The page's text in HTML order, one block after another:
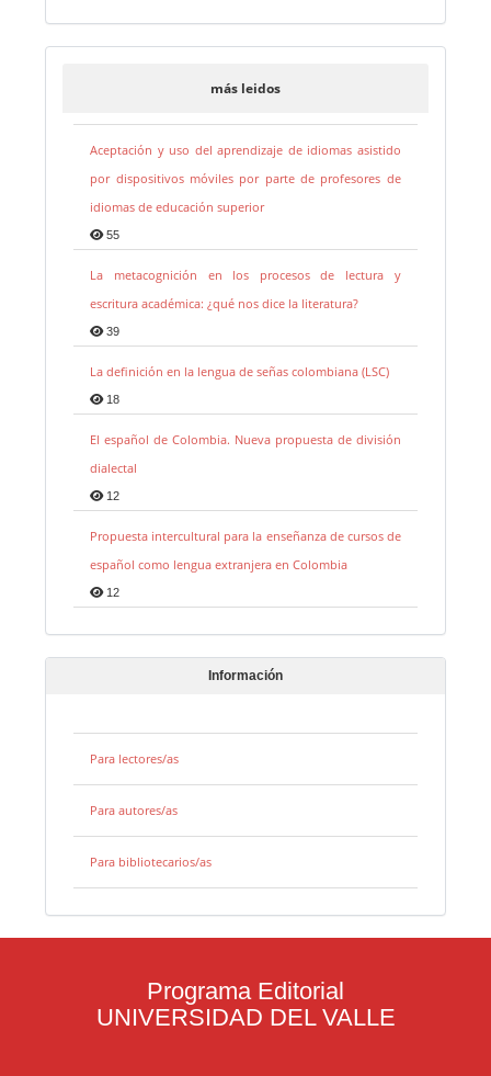
más leidos
Aceptación y uso del aprendizaje de idiomas asistido
por dispositivos móviles por parte de profesores de
idiomas de educación superior
55
La metacognición en los procesos de lectura y
escritura académica: ¿qué nos dice la literatura?
39
La definición en la lengua de señas colombiana (LSC)
18
El español de Colombia. Nueva propuesta de división
dialectal
12
Propuesta intercultural para la enseñanza de cursos de
español como lengua extranjera en Colombia
12
Información
Para lectores/as
Para autores/as
Para bibliotecarios/as
Programa Editorial
UNIVERSIDAD DEL VALLE